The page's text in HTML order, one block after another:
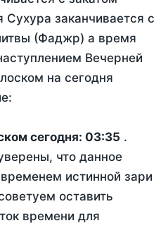
заканчивается с
(Фаджр) а время
Вечерней
на сегодня
сегодня: 03:35 .
что данное
истинной зари
оставить
времени для